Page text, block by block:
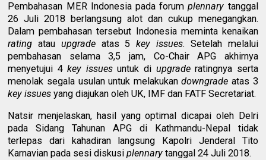
Pembahasan MER Indonesia pada forumplennary tanggal
26 Juli 2018 berlangsung alot dan cukup menegangkan.
Dalam pembahasan tersebut Indonesia meminta kenaikan
rating atau upgradeatas 5key issues. Setelah melalui
pembahasan selama 3,5 jam, Co-Chair APG akhirnya
menyetujui 4key issuesuntuk di upgraderatingnya serta
menolak segala usulan untuk melakukandowngrade atas 3
key issues yang diajukan oleh UK, IMF dan FATF Secretariat.
Natsir menjelaskan, hasil yang optimal dicapai oleh Delri
pada Sidang Tahunan APG di Kathmandu-Nepal tidak
terlepas dari kahadiran langsung Kapolri Jenderal Tito
Karnavian pada sesi diskusiplennary tanggal 24 Juli 2018.